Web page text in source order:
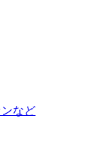
など